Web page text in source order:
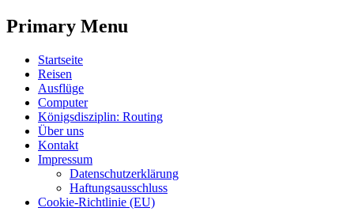
Primary Menu
Skip
content
Startseite
Reisen
Ausflüge
Computer
Königsdisziplin: Routing
Über uns
Kontakt
Impressum
Datenschutzerklärung
Haftungsausschluss
Cookie-Richtlinie (EU)